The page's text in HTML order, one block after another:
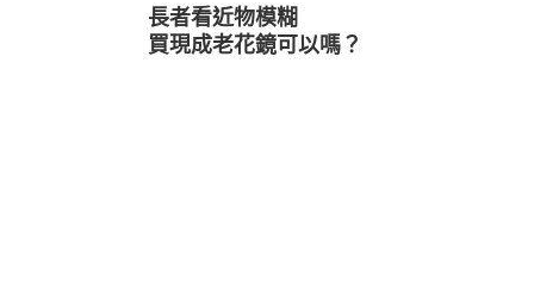
長者看近物模糊
買現成老花鏡可以嗎？